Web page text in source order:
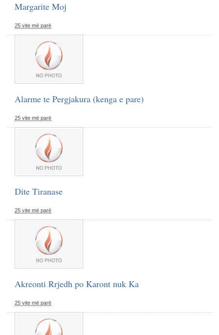
Margarite Moj
25 vite më parë
Alarme te Pergjakura (kenga e pare)
25 vite më parë
Dite Tiranase
25 vite më parë
Akreonti Rrjedh po Karont nuk Ka
25 vite më parë